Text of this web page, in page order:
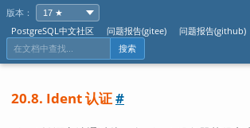
版本：
PostgreSQL中文社区
问题报告(gitee) 问题报告(github)
搜索
20.8. Ident 认证#